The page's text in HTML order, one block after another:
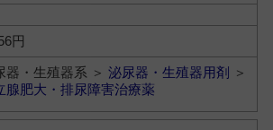
円
器・生殖器系 ＞泌尿器・生殖器用剤
＞
腺肥大・排尿障害治療薬